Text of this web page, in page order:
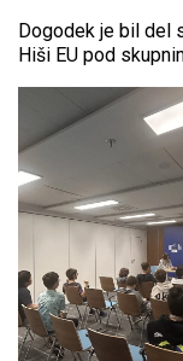
Dogodek je bil del
Hiši EU pod